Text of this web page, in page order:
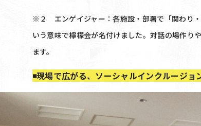
※２ エンゲイジャー：各施設・部署で「関わり
いう意味で檸檬会が名付けました。対話の場作り
ます。
◾️現場で広がる、ソーシャルインクルージョ